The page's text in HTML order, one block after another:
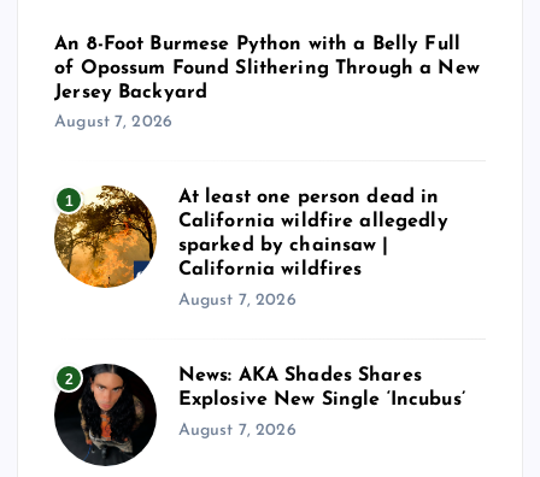
An 8-Foot Burmese Python with a Belly Full
of Opossum Found Slithering Through a New
Jersey Backyard
August 7, 2026
1
At least one person dead in
California wildfire allegedly
sparked by chainsaw |
California wildfires
August 7, 2026
2
News: AKA Shades Shares
Explosive New Single ‘Incubus’
August 7, 2026